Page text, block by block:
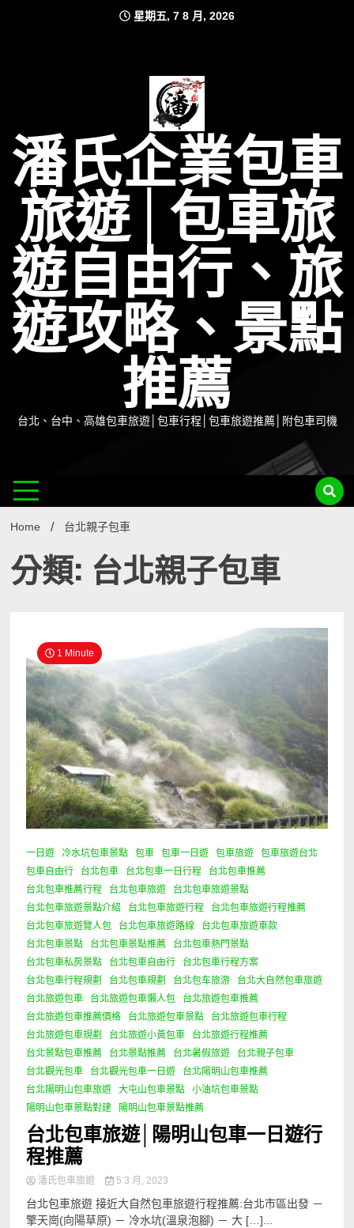
星期五, 7 8 月, 2026
潘氏企業包車
旅遊│包車旅
遊自由行、旅
遊攻略、景點
推薦
台北、台中、高雄包車旅遊│包車行程│包車旅遊推薦│附包車司機
Home 台北親子包車
分類: 台北親子包車
1 Minute
一日遊 冷水坑包車景點 包車 包車一日遊 包車旅遊
包車旅遊台北
包車自由行
台北包車 台北包車一日行程
台北包車推薦
台北包車推薦行程
台北包車旅遊
台北包車旅遊景點
台北包車旅遊景點介紹
台北包車旅遊行程
台北包車旅遊行程推薦
台北包車旅遊覽人包
台北包車旅遊路線
台北包車旅遊車款
台北包車景點
台北包車景點推薦
台北包車熱門景點
台北包車私房景點
台北包車自由行
台北包車行程方案
台北包車行程規劃
台北包車規劃 台北包车旅游
台北大自然包車旅遊
台北旅遊包車
台北旅遊包車懶人包
台北旅遊包車推薦
台北旅遊包車推薦價格
台北旅遊包車景點
台北旅遊包車行程
台北旅遊包車規劃
台北旅遊小黃包車
台北旅遊行程推薦
台北景點包車推薦
台北景點推薦 台北暑假旅遊
台北親子包車
台北觀光包車
台北觀光包車一日遊
台北陽明山包車推薦
台北陽明山包車旅遊
大屯山包車景點
小油坑包車景點
陽明山包車景點對建
陽明山包車景點推薦
台北包車旅遊│陽明山包車一日遊行
程推薦
潘氏包車旅遊 5 3 月, 2023
台北包車旅遊 接近大自然包車旅遊行程推薦:台北市區出發 －
擎天崗(向陽草原) － 冷水坑(溫泉泡腳) － 大 […]...